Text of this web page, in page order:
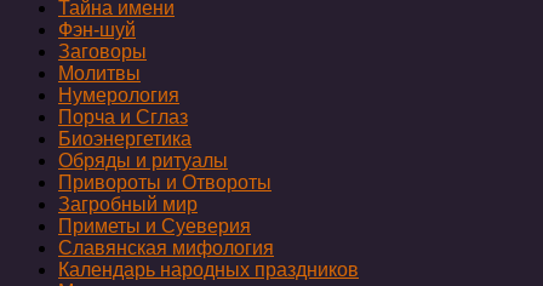
Тайна имени
Фэн-шуй
Заговоры
Молитвы
Нумерология
Порча и Сглаз
Биоэнергетика
Обряды и ритуалы
Привороты и Отвороты
Загробный мир
Приметы и Суеверия
Славянская мифология
Календарь народных праздников